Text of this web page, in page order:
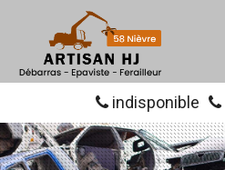
indisponible